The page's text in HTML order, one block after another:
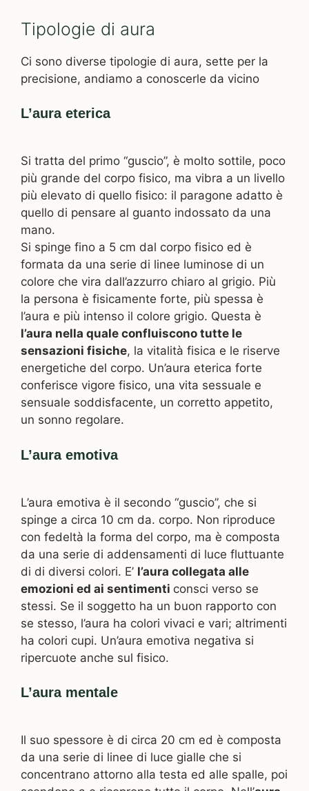
Tipologie di aura
Ci sono diverse tipologie di aura, sette per la
precisione, andiamo a conoscerle da vicino
L’aura eterica
Si tratta del primo “guscio”, è molto sottile, poco
più grande del corpo fisico, ma vibra a un livello
più elevato di quello fisico: il paragone adatto è
quello di pensare al guanto indossato da una
mano.
Si spinge fino a 5 cm dal corpo fisico ed è
formata da una serie di linee luminose di un
colore che vira dall’azzurro chiaro al grigio. Più
la persona è fisicamente forte, più spessa è
l’aura e più intenso il colore grigio. Questa è
l’aura nella quale confluiscono tutte le
sensazioni fisiche, la vitalità fisica e le riserve
energetiche del corpo. Un’aura eterica forte
conferisce vigore fisico, una vita sessuale e
sensuale soddisfacente, un corretto appetito,
un sonno regolare.
L’aura emotiva
L’aura emotiva è il secondo “guscio”, che si
spinge a circa 10 cm da. corpo. Non riproduce
con fedeltà la forma del corpo, ma è composta
da una serie di addensamenti di luce fluttuante
di di diversi colori. E’ l’aura collegata alle
emozioni ed ai sentimenti consci verso se
stessi. Se il soggetto ha un buon rapporto con
se stesso, l’aura ha colori vivaci e vari; altrimenti
ha colori cupi. Un’aura emotiva negativa si
ripercuote anche sul fisico.
L’aura mentale
Il suo spessore è di circa 20 cm ed è composta
da una serie di linee di luce gialle che si
concentrano attorno alla testa ed alle spalle, poi